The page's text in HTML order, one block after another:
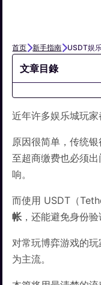
首页 新手指南 USDT娱
文章目錄
近年许多娱乐城玩
原因很简单，传统
至超商缴费也必须
响。
而使用 USDT（
帐，还能避免身份验
对常玩博弈游戏的
为主流。